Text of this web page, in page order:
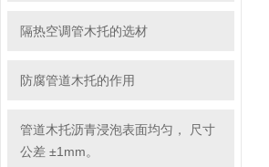
隔热空调管木托的选材
防腐管道木托的作用
管道木托沥青浸泡表面均匀， 尺寸
公差 ±1mm。